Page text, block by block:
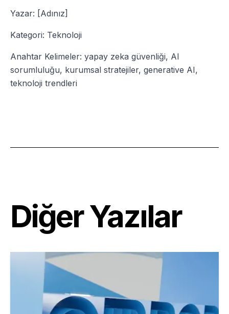
Yazar: [Adınız]
Kategori: Teknoloji
Anahtar Kelimeler: yapay zeka güvenliği, AI
sorumluluğu, kurumsal stratejiler, generative AI,
teknoloji trendleri
Diğer Yazılar